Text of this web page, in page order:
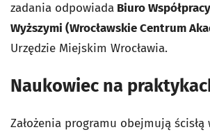
zadania odpowiada Biuro
Wyższymi (Wrocławskie Centrum
Urzędzie Miejskim Wrocławia.
Naukowiec na
Założenia programu obejmują ścisłą